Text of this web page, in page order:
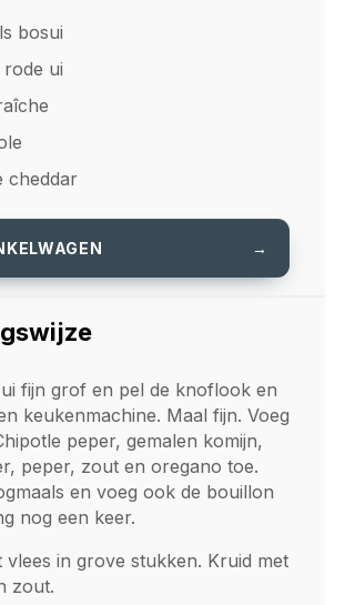
bosui
rode ui
cheddar
→
ui fijn grof en pel de knoflook en
keukenmachine. Maal fijn. Voeg
peper, gemalen komijn,
peper, zout en oregano toe.
en voeg ook de bouillon
nog een keer.
vlees in grove stukken. Kruid met
zout.